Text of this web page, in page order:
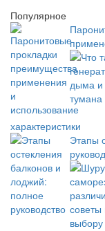
Популярное
характеристики
Этапы